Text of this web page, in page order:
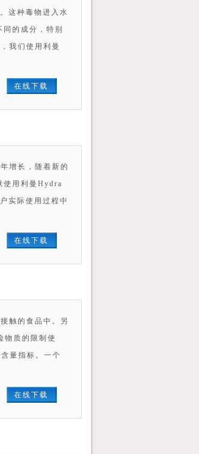
这种毒物进入水
的成分，特别
我们使用利曼
在线下载
增长，随着新的
使用利曼Hydra
实际使用过程中
在线下载
触的食品中。另
物质的限制使
量指标。一个
在线下载